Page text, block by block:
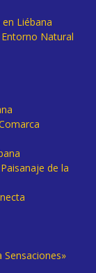
Liébana
Natural
de la
Sensaciones»